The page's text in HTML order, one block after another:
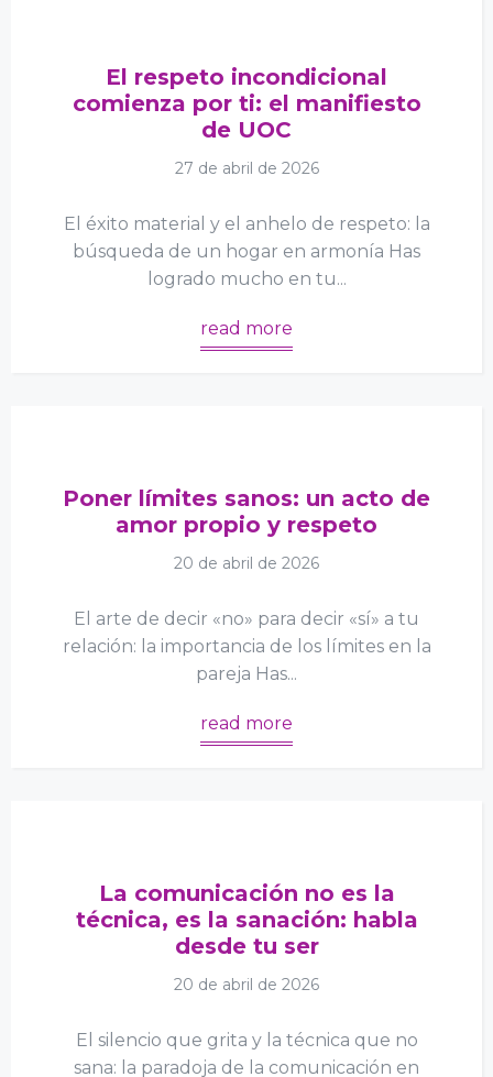
El respeto incondicional
comienza por ti: el manifiesto
de UOC
27 de abril de 2026
El éxito material y el anhelo de respeto: la
búsqueda de un hogar en armonía Has
logrado mucho en tu...
read more
Poner límites sanos: un acto de
amor propio y respeto
20 de abril de 2026
El arte de decir «no» para decir «sí» a tu
relación: la importancia de los límites en la
pareja Has...
read more
La comunicación no es la
técnica, es la sanación: habla
desde tu ser
20 de abril de 2026
El silencio que grita y la técnica que no
sana: la paradoja de la comunicación en